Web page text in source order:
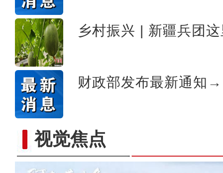
乡村振兴 | 新疆兵团
财政部发布最新通知→
视觉焦点“阿克苏是个好地方·四季